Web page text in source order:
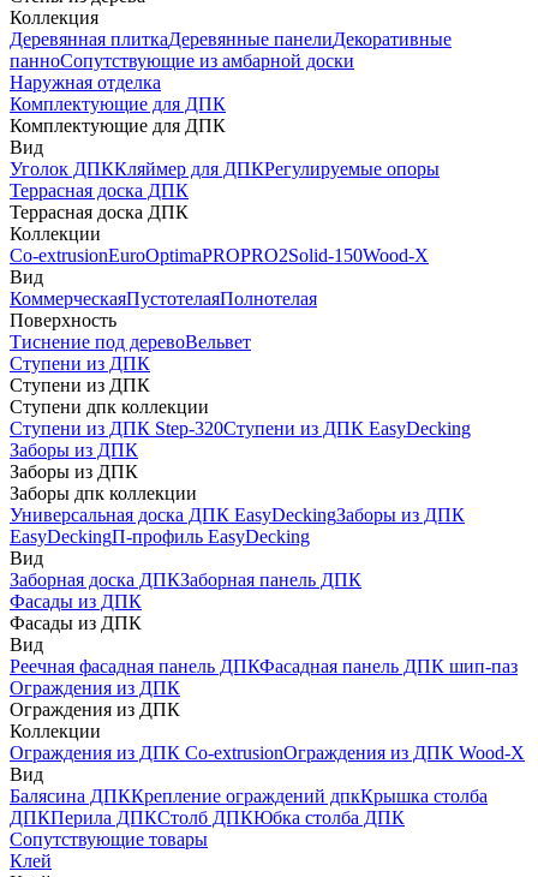
Коллекция
Деревянная плиткаДеревянные панелиДекоративные
панноСопутствующие из амбарной доски
Наружная отделка
Комплектующие для ДПК
Комплектующие для ДПК
Вид
Уголок ДПККляймер для ДПКРегулируемые опоры
Террасная доска ДПК
Террасная доска ДПК
Коллекции
Co-extrusionEuroOptimaPROPRO2Solid-150Wood-X
Вид
КоммерческаяПустотелаяПолнотелая
Поверхность
Тиснение под деревоВельвет
Ступени из ДПК
Ступени из ДПК
Ступени дпк коллекции
Ступени из ДПК Step-320Ступени из ДПК EasyDecking
Заборы из ДПК
Заборы из ДПК
Заборы дпк коллекции
Универсальная доска ДПК EasyDeckingЗаборы из ДПК
EasyDeckingП-профиль EasyDecking
Вид
Заборная доска ДПКЗаборная панель ДПК
Фасады из ДПК
Фасады из ДПК
Вид
Реечная фасадная панель ДПКФасадная панель ДПК шип-паз
Ограждения из ДПК
Ограждения из ДПК
Коллекции
Ограждения из ДПК Co-extrusionОграждения из ДПК Wood-X
Вид
Балясина ДПККрепление ограждений дпкКрышка столба
ДПКПерила ДПКСтолб ДПКЮбка столба ДПК
Сопутствующие товары
Клей